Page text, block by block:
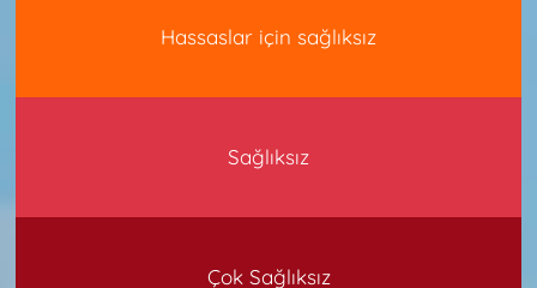
Hassaslar için sağlıksız
Sağlıksız
Çok Sağlıksız